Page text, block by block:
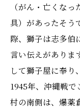
（がん・亡くな
具）があったそう
際、獅子は志多伯
言い伝えがありま
して獅子屋に奉り
1945年、沖縄戦
村の南側は、爆薬